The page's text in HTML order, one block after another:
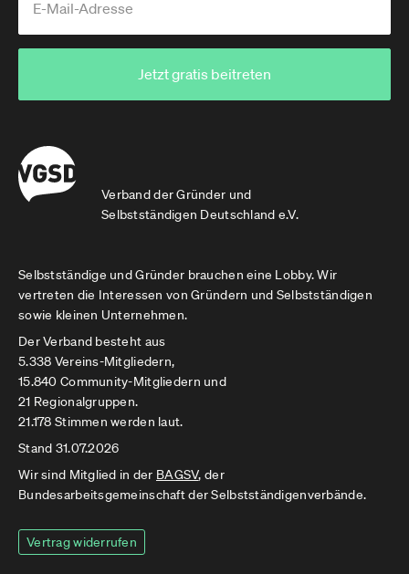
Verband der Gründer und
Selbstständigen Deutschland e.V.
Jetzt gratis beitreten
Selbstständige und Gründer brauchen eine Lobby. Wir
vertreten die Interessen von Gründern und Selbstständigen
sowie kleinen Unternehmen.
Der Verband besteht aus
5.338 Vereins-Mitgliedern,
15.840 Community-Mitgliedern und
21 Regionalgruppen.
21.178 Stimmen werden laut.
Stand 31.07.2026
Wir sind Mitglied in der BAGSV, der
Bundesarbeitsgemeinschaft der Selbstständigenverbände.
Vertrag widerrufen